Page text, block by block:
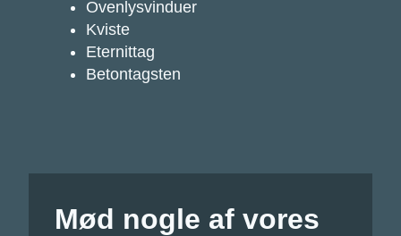
Ovenlysvinduer
Kviste
Eternittag
Betontagsten
Mød nogle af vores